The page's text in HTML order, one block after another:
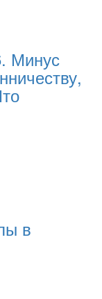
Минус
в